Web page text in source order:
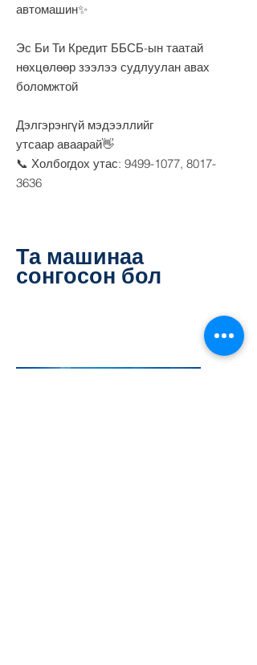
автомашин✨
Эс Би Ти Кредит ББСБ-ын таатай
нөхцөлөөр зээлээ судлуулан авах
боломжтой
Дэлгэрэнгүй мэдээллийг
утсаар аваарай👋
📞 Холбогдох утас: 9499-1077, 8017-
3636
Та машинаа
сонгосон бол